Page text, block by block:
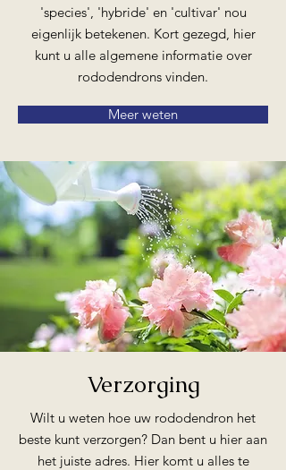
'species', 'hybride' en 'cultivar' nou
eigenlijk betekenen. Kort gezegd, hier
kunt u alle algemene informatie over
rododendrons vinden.
Meer weten
Verzorging
Wilt u weten hoe uw rododendron het
beste kunt verzorgen? Dan bent u hier aan
het juiste adres. Hier komt u alles te